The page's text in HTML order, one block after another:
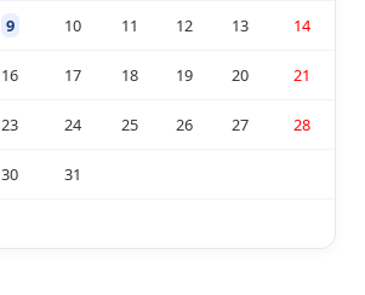
9 10 11 12 13 14
16 17 18 19 20 21
23 24 25 26 27 28
30 31